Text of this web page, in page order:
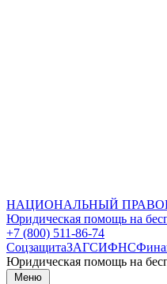
НАЦИОНАЛЬНЫЙ
Юридическая помощь на
+7 (800) 511-86-74
СоцзащитаЗАГСИФНС
Юридическая помощь на
Меню